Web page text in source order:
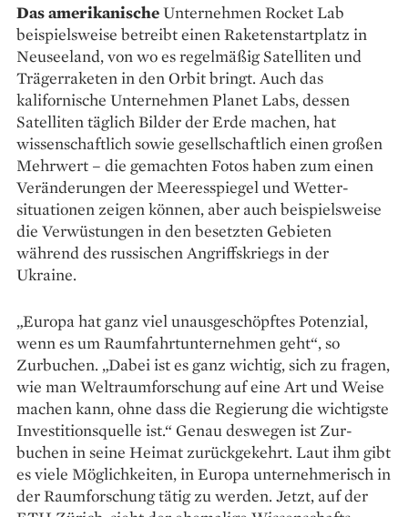
Das amerikanischeUnter­nehmen Rocket Lab
beispielsweise betreibt einen Raketenstartplatz in
Neuseeland, von wo es regel­mäßig Satelliten und
Trägerraketen in den Orbit bringt. Auch das
kalifornische Unternehmen Planet Labs, dessen
Satelliten täglich Bilder der Erde machen, hat
wissenschaftlich sowie gesellschaftlich einen großen
Mehrwert – die gemachten Fotos haben zum einen
Veränderungen der Meeresspiegel und Wetter­
situationen zeigen können, aber auch beispielsweise
die Verwüstungen in den besetzten Gebieten
während des russischen Angriffskriegs in der
Ukraine.
„Europa hat ganz viel un­ausgeschöpftes Potenzial,
wenn es um Raumfahrtunternehmen geht“, so
Zurbuchen. „Dabei ist es ganz wichtig, sich zu fragen,
wie man Weltraumforschung auf eine Art und Weise
machen kann, ohne dass die Regierung die wichtigste
Investitionsquelle ist.“ Genau deswegen ist ­Zur­
buchen in seine Heimat zurück­gekehrt. Laut ihm gibt
es viele Möglich­keiten, in Europa unter­nehmerisch in
der Raumforschung tätig zu werden. Jetzt, auf der